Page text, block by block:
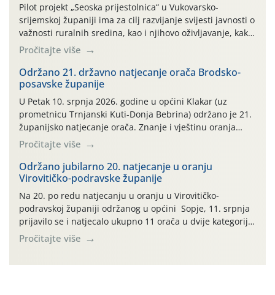
Pilot projekt „Seoska prijestolnica“ u Vukovarsko-
srijemskoj županiji ima za cilj razvijanje svijesti javnosti o
važnosti ruralnih sredina, kao i njihovo oživljavanje, kako
bi se pokrenule: društvene, gospodarske, kulturne i
sportske aktivnosti kojima se može pokazati sva ljepota i
bogatstvo, ali i snaga opstanka u ovom kraju za koji smo
nerazdvojivo vezani. Ove 2026. godine tu […]
Pročitajte više
Održano 21. državno natjecanje orača Brodsko-
posavske županije
U Petak 10. srpnja 2026. godine u općini Klakar (uz
prometnicu Trnjanski Kuti-Donja Bebrina) održano je 21.
županijsko natjecanje orača. Znanje i vještinu oranja
odmjerili su 3 natjecatelja u kategoriji plugova ravnjaka i
7 natjecatelja u kategoriji plugova premetnjaka.
Okupljenima su se obratili Željko Kucjenić voditelj
područne službe za stručnu podršku Slavonski Brod,
Tomislav Pendić […]
Pročitajte više
Održano jubilarno 20. natjecanje u oranju
Virovitičko-podravske županije
Na 20. po redu natjecanju u oranju u Virovitičko-
podravskoj županiji održanog u općini Sopje, 11. srpnja
prijavilo se i natjecalo ukupno 11 orača u dvije kategorije:
plugovi premetnjaci sa prijavljena 5 natjecatelja i
plugovi ravnjaci sa prijavljena 6 natjecatelja. Radni dio
Pročitajte više